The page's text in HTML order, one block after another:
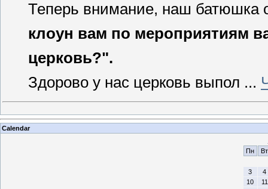
Теперь внимание, наш батюшка
клоун вам по мероприятиям
церковь?".
Здорово у нас церковь выпол ...
Calendar
Пн
Вт
3
4
10
11